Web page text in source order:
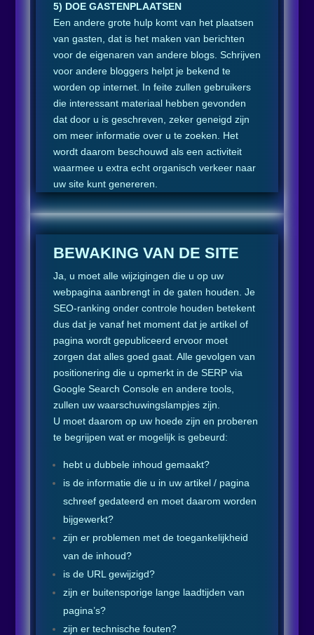
5) DOE GASTENPLAATSEN
Een andere grote hulp komt van het plaatsen
van gasten, dat is het maken van berichten
voor de eigenaren van andere blogs. Schrijven
voor andere bloggers helpt je bekend te
worden op internet. In feite zullen gebruikers
die interessant materiaal hebben gevonden
dat door u is geschreven, zeker geneigd zijn
om meer informatie over u te zoeken. Het
wordt daarom beschouwd als een activiteit
waarmee u extra echt organisch verkeer naar
uw site kunt genereren.
BEWAKING VAN DE SITE
Ja, u moet alle wijzigingen die u op uw
webpagina aanbrengt in de gaten houden. Je
SEO-ranking onder controle houden betekent
dus dat je vanaf het moment dat je artikel of
pagina wordt gepubliceerd ervoor moet
zorgen dat alles goed gaat. Alle gevolgen van
positionering die u opmerkt in de SERP via
Google Search Console en andere tools,
zullen uw waarschuwingslampjes zijn.
U moet daarom op uw hoede zijn en proberen
te begrijpen wat er mogelijk is gebeurd:
hebt u dubbele inhoud gemaakt?
is de informatie die u in uw artikel / pagina
schreef gedateerd en moet daarom worden
bijgewerkt?
zijn er problemen met de toegankelijkheid
van de inhoud?
is de URL gewijzigd?
zijn er buitensporige lange laadtijden van
pagina’s?
zijn er technische fouten?